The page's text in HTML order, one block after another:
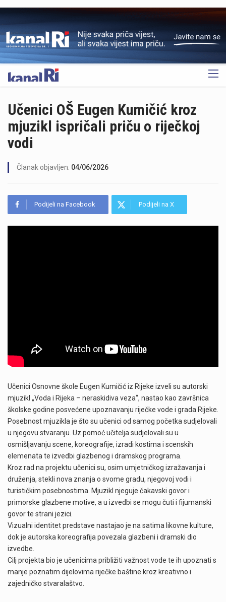
OGLAS
Učenici OŠ Eugen Kumičić kroz
mjuzikl ispričali priču o riječkoj
vodi
Članak objavljen: 04/06/2026
Podijeli na Facebook Podijeli na X
Učenici Osnovne škole Eugen Kumičić iz Rijeke izveli su autorski
mjuzikl „Voda i Rijeka – neraskidiva veza“, nastao kao završnica
školske godine posvećene upoznavanju riječke vode i grada Rijeke.
Posebnost mjuzikla je što su učenici od samog početka sudjelovali
u njegovu stvaranju. Uz pomoć učitelja sudjelovali su u
osmišljavanju scene, koreografije, izradi kostima i scenskih
elemenata te izvedbi glazbenog i dramskog programa.
Kroz rad na projektu učenici su, osim umjetničkog izražavanja i
druženja, stekli nova znanja o svome gradu, njegovoj vodi i
turističkim posebnostima. Mjuzikl njeguje čakavski govor i
primorske glazbene motive, a u izvedbi se mogu čuti i fijumanski
govor te strani jezici.
Vizualni identitet predstave nastajao je na satima likovne kulture,
dok je autorska koreografija povezala glazbeni i dramski dio
izvedbe.
Cilj projekta bio je učenicima približiti važnost vode te ih upoznati s
manje poznatim dijelovima riječke baštine kroz kreativno i
zajedničko stvaralaštvo.